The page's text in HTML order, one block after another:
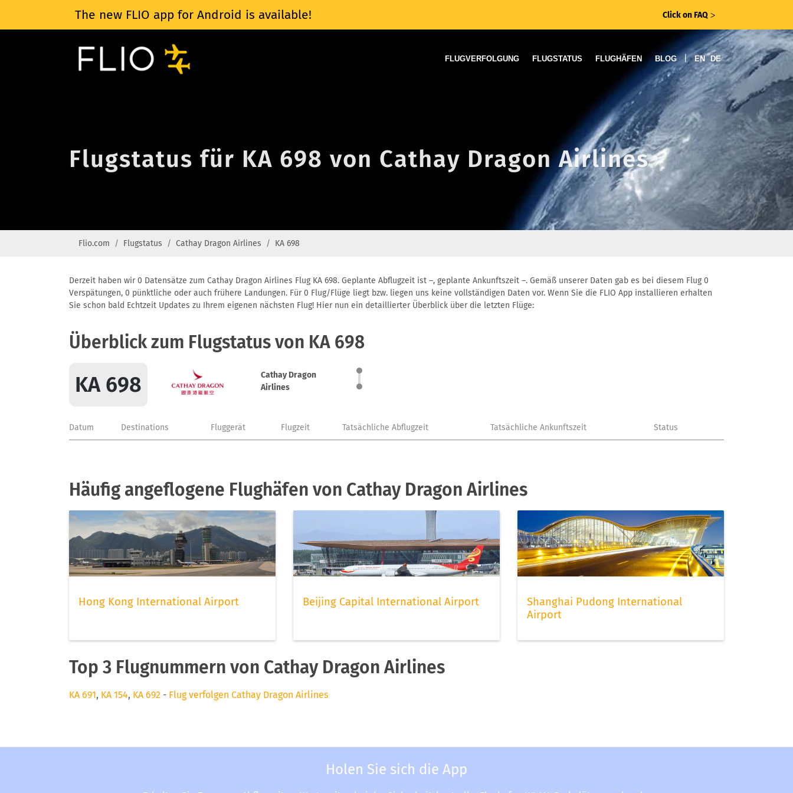
The new FLIO app for Android is available! Click on FAQ ᐳ
FLUGVERFOLGUNG FLUGSTATUS FLUGHÄFEN BLOG | EN DE
Flugstatus für KA 698 von Cathay Dragon Airlines
Flio.com Flugstatus Cathay Dragon Airlines KA 698
Derzeit haben wir 0 Datensätze zum Cathay Dragon Airlines Flug KA 698. Geplante Abflugzeit ist –, geplante Ankunftszeit –. Gemäß unserer Daten gab es bei diesem Flug 0
Verspätungen, 0 pünktliche oder auch frühere Landungen. Für 0 Flug/Flüge liegt bzw. liegen uns keine vollständigen Daten vor. Wenn Sie die FLIO App installieren erhalten
Sie schon bald Echtzeit Updates zu Ihrem eigenen nächsten Flug! Hier nun ein detaillierter Überblick über die letzten Flüge:
Überblick zum Flugstatus von KA 698
KA 698
Cathay Dragon
Airlines
Datum Destinations Fluggerät Flugzeit Tatsächliche Abflugzeit Tatsächliche Ankunftszeit Status
Häufig angeflogene Flughäfen von Cathay Dragon Airlines
Hong Kong International Airport Beijing Capital International Airport
Shanghai Pudong International
Airport
Top 3 Flugnummern von Cathay Dragon Airlines
KA 691, KA 154, KA 692 - Flug verfolgen Cathay Dragon Airlines
Holen Sie sich die App